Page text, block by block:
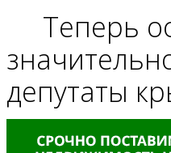
Теперь
депутаты